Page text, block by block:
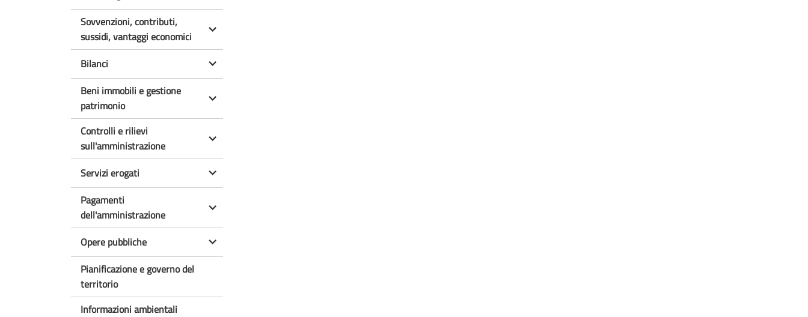
Sovvenzioni, contributi,
sussidi, vantaggi economici
Bilanci
Beni immobili e gestione
patrimonio
Controlli e rilievi
sull'amministrazione
Servizi erogati
Pagamenti
dell'amministrazione
Opere pubbliche
Pianificazione e governo del
territorio
Informazioni ambientali